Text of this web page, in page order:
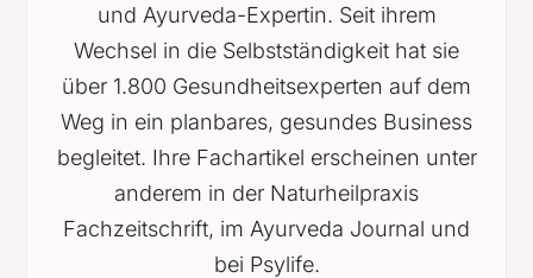
und Ayurveda-Expertin. Seit ihrem
Wechsel in die Selbstständigkeit hat sie
über 1.800 Gesundheitsexperten auf dem
Weg in ein planbares, gesundes Business
begleitet. Ihre Fachartikel erscheinen unter
anderem in der Naturheilpraxis
Fachzeitschrift, im Ayurveda Journal und
bei Psylife.